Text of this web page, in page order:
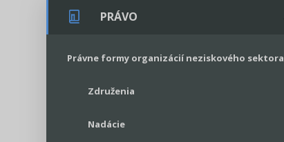
PRÁVO
Právne formy organizácií neziskového sektora
Združenia
Nadácie